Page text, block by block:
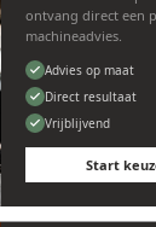
ontvang direct een
machineadvies.
Advies op maat
Direct resultaat
Vrijblijvend
Start